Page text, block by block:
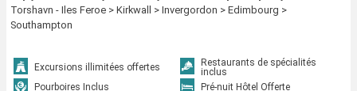
Torshavn - Iles Feroe > Kirkwall > Invergordon > Edimbourg >
Southampton
Excursions illimitées offertes
Restaurants de spécialités
inclus
Pourboires Inclus
Pré-nuit Hôtel Offerte